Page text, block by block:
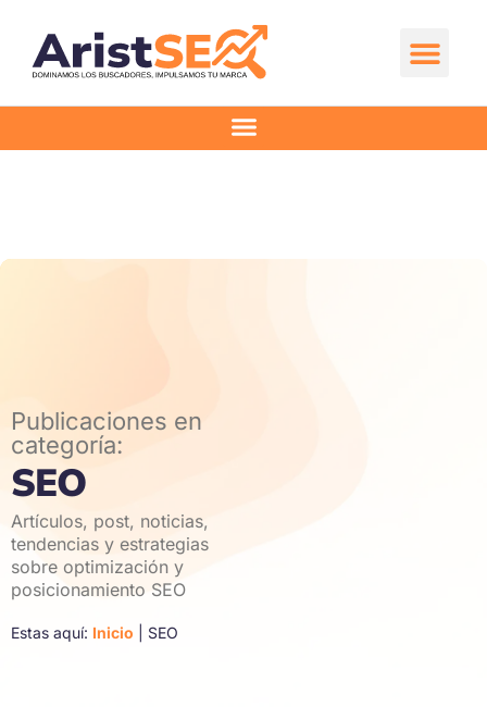
contenido
Publicaciones en
categoría:
SEO
Artículos, post, noticias,
tendencias y estrategias
sobre optimización y
posicionamiento SEO
Estas aquí: Inicio SEO